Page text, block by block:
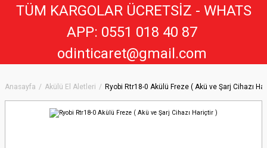
Anasayfa Akülü El Aletleri Ryobi Rtr18-0 Akülü Freze ( Akü ve Şarj Cihazı
TÜM KARGOLAR ÜCRETSİZ - WHATS
APP: 0551 018 40 87
odinticaret@gmail.com